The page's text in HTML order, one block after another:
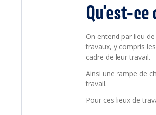
Qu'est-ce
On entend par lieu
travaux, y compris
cadre de leur travail.
Ainsi une rampe de
travail.
Pour ces lieux de